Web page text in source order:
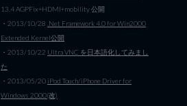
13.4 AGPFix+HDMI+mobility 公開
・2013/10/28 .Net Framework 4.0 for Win2000
Extended Kernel公開
・2013/10/22 Ultra VNC を日本語化してみまし
た
・2013/05/20 iPod Touch/iPhone Driver for
Windows 2000(改)